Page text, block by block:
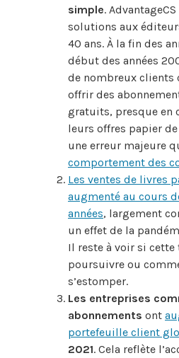
simple.
solutions aux
40 ans. À la fin des
début des années
de nombreux clients
offrir des
gratuits, presque en
leurs offres papier
une erreur majeure
comportement des
Les ventes de livres
augmenté au cours
années, largement
un effet de la
Il reste à voir si cette
poursuivre ou
s’estomper.
Les entreprises
abonnements ont
portefeuille client
2021. Cela reflète